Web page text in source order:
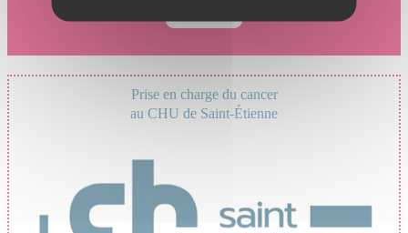
Prise en charge du cancer
au CHU de Saint-Étienne